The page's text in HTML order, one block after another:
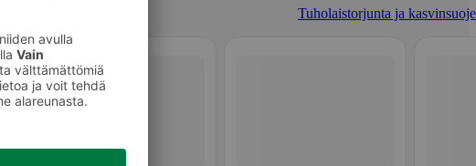
Tuholaistorjunta ja